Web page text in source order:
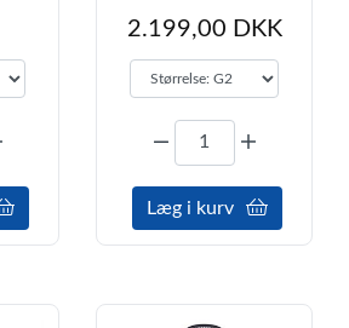
2.199,00 DKK
Læg i kurv